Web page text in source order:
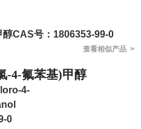
醇CAS号：1806353-99-0
查看相似产品 >
-4-氟苯基)甲醇
4-
0